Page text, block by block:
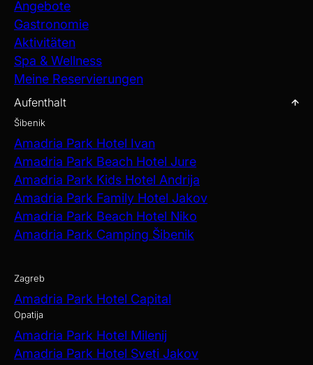
Angebote
Gastronomie
Aktivitäten
Spa & Wellness
Meine Reservierungen
Aufenthalt
Šibenik
Amadria Park Hotel Ivan
Amadria Park Beach Hotel Jure
Amadria Park Kids Hotel Andrija
Amadria Park Family Hotel Jakov
Amadria Park Beach Hotel Niko
Amadria Park Camping Šibenik
Zagreb
Amadria Park Hotel Capital
Opatija
Amadria Park Hotel Milenij
Amadria Park Hotel Sveti Jakov